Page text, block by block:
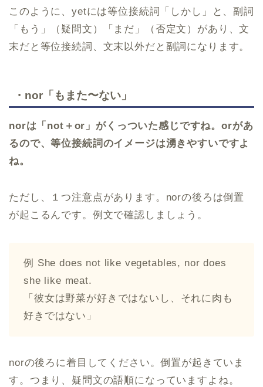
このように、yetには等位接続詞「しかし」と、副詞
「もう」（疑問文）「まだ」（否定文）があり、文
末だと等位接続詞、文末以外だと副詞になります。
・nor「もまた〜ない」
norは「not＋or」がくっついた感じですね。orがあ
るので、等位接続詞のイメージは湧きやすいですよ
ね。
ただし、１つ注意点があります。norの後ろは倒置
が起こるんです。例文で確認しましょう。
例 She does not like vegetables, nor does
she like meat.
「彼女は野菜が好きではないし、それに肉も
好きではない」
norの後ろに着目してください。倒置が起きていま
す。つまり、疑問文の語順になっていますよね。